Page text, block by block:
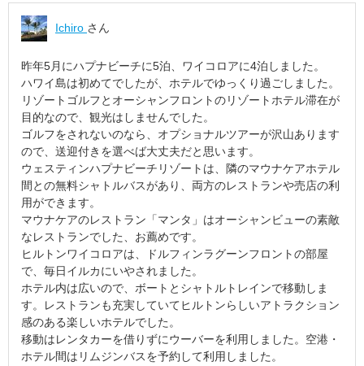
Ichiro さん
昨年5月にハプナビーチに5泊、ワイコロアに4泊しました。
ハワイ島は初めてでしたが、ホテルでゆっくり過ごしました。
リゾートゴルフとオーシャンフロントのリゾートホテル滞在が
目的なので、観光はしませんでした。
ゴルフをされないのなら、オプショナルツアーが沢山あります
ので、送迎付きを選べば大丈夫だと思います。
ウェスティンハプナビーチリゾートは、隣のマウナケアホテル
間との無料シャトルバスがあり、両方のレストランや売店の利
用ができます。
マウナケアのレストラン「マンタ」はオーシャンビューの素敵
なレストランでした、お薦めです。
ヒルトンワイコロアは、ドルフィンラグーンフロントの部屋
で、毎日イルカにいやされました。
ホテル内は広いので、ボートとシャトルトレインで移動しま
す。レストランも充実していてヒルトンらしいアトラクション
感のある楽しいホテルでした。
移動はレンタカーを借りずにウーバーを利用しました。空港・
ホテル間はリムジンバスを予約して利用しました。